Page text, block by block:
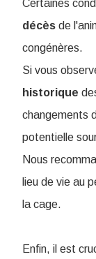
Certaines
décès de
congénères.
Si vous
historique
changements
potentielle
Nous
lieu de vie au
la cage.
Enfin, il est